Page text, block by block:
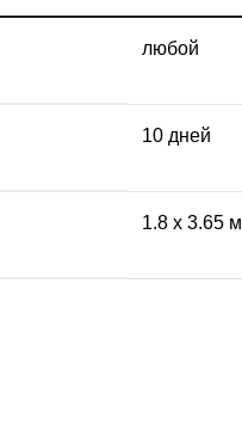
любой
10 дней
1.8 x 3.65 м